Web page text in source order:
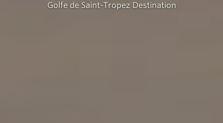
Golfe de Saint-Tropez Destination